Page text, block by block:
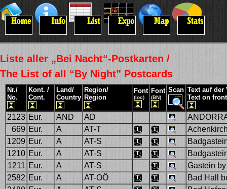
Liste aller „Bei Nacht“-Postkarten /
The List of all “By Night” Postcards
Nr./
No.
Kont. /
Cont.
Land/
Country
Region/
Region
Font
(loc)
Font
(BN)
Scan Text auf der
Text on
2123 Eur. AND AD
669 Eur. A AT-T
1209 Eur. A AT-S
1210 Eur. A AT-S
1211 Eur. A AT-S
Gastein
2582 Eur. A AT-OÖ
Bad Hall